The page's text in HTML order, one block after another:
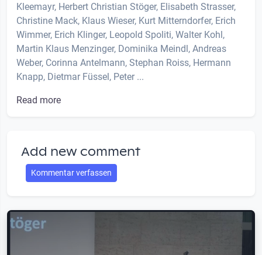
Kleemayr, Herbert Christian Stöger, Elisabeth Strasser,
Christine Mack, Klaus Wieser, Kurt Mitterndorfer, Erich
Wimmer, Erich Klinger, Leopold Spoliti, Walter Kohl,
Martin Klaus Menzinger, Dominika Meindl, Andreas
Weber, Corinna Antelmann, Stephan Roiss, Hermann
Knapp, Dietmar Füssel, Peter ...
Read more
Add new comment
Kommentar verfassen